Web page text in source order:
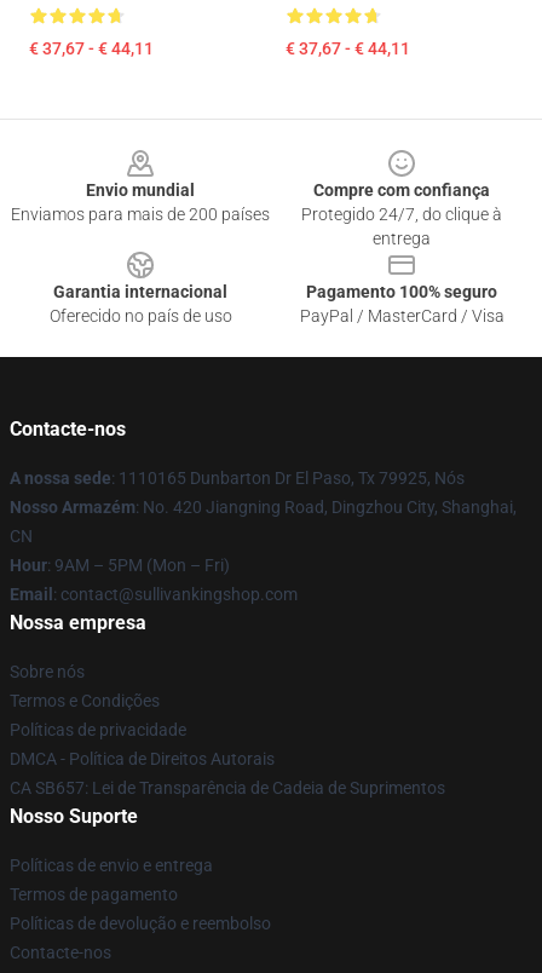
€ 37,67 - € 44,11 € 37,67 - € 44,11
Envio mundial
Enviamos para mais de 200 países
Compre com confiança
Protegido 24/7, do clique à
entrega
Garantia internacional
Oferecido no país de uso
Pagamento 100% seguro
PayPal / MasterCard / Visa
Contacte-nos
A nossa sede: 1110165 Dunbarton Dr El Paso, Tx 79925, Nós
Nosso Armazém: No. 420 Jiangning Road, Dingzhou City, Shanghai,
CN
Hour: 9AM – 5PM (Mon – Fri)
Email : contact@sullivankingshop.com
Nossa empresa
Sobre nós
Termos e Condições
Políticas de privacidade
DMCA - Política de Direitos Autorais
CA SB657: Lei de Transparência de Cadeia de Suprimentos
Nosso Suporte
Políticas de envio e entrega
Termos de pagamento
Políticas de devolução e reembolso
Contacte-nos